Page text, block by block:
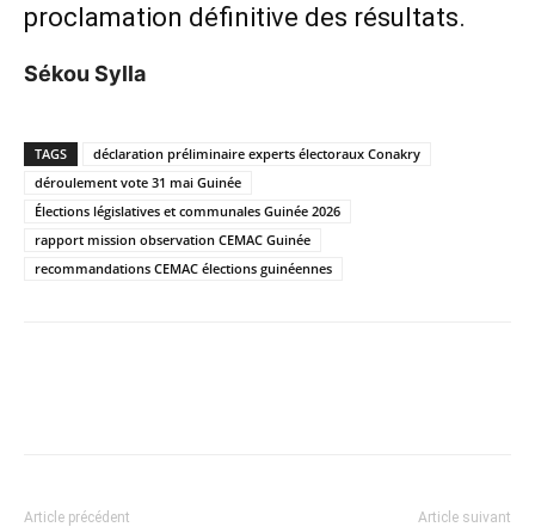
proclamation définitive des résultats.
Sékou Sylla
TAGS
déclaration préliminaire experts électoraux Conakry
déroulement vote 31 mai Guinée
Élections législatives et communales Guinée 2026
rapport mission observation CEMAC Guinée
recommandations CEMAC élections guinéennes
Article précédent Article suivant